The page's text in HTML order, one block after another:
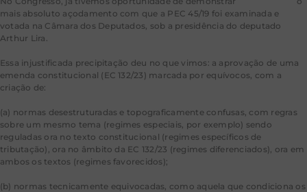
mais absoluto açodamento com que a PEC 45/19 foi examinada e
votada na Câmara dos Deputados, sob a presidência do deputado
Arthur Lira.
Essa injustificada precipitação deu no que vimos: a aprovação de uma
emenda constitucional (EC 132/23) marcada por equívocos, com a
criação de:
(a) normas desestruturadas e topograficamente confusas, com regras
sobre um mesmo tema (regimes especiais, por exemplo) sendo
reguladas ora no texto constitucional (regimes específicos de
tributação), ora no âmbito da EC 132/23 (regimes diferenciados), ora em
ambos os textos (regimes favorecidos);
(b) normas tecnicamente equivocadas, como aquela que condiciona os